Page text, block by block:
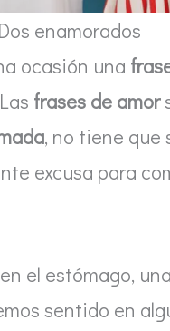
Dos enamorados
ocasión una
frases de amor
, no tiene que
excusa para
el estómago,
sentido en